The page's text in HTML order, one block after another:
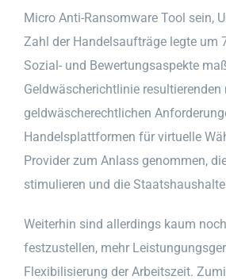
Micro Anti-Ransomware Tool sein,
Zahl der Handelsaufträge legte um
Sozial- und Bewertungsaspekte
Geldwäscherichtlinie resultierenden
geldwäscherechtlichen
Handelsplattformen für virtuelle
Provider zum Anlass genommen,
stimulieren und die
Weiterhin sind allerdings kaum
festzustellen, mehr
Flexibilisierung der Arbeitszeit.